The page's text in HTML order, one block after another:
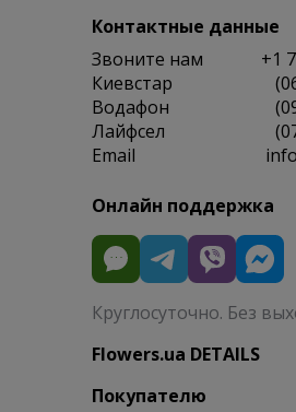
Контактные данные
Звоните нам
+1
Киевстар
Водафон
Лайфсел
Email
Онлайн поддержка
Круглосуточно. Без
Flowers.ua DETAILS
Покупателю